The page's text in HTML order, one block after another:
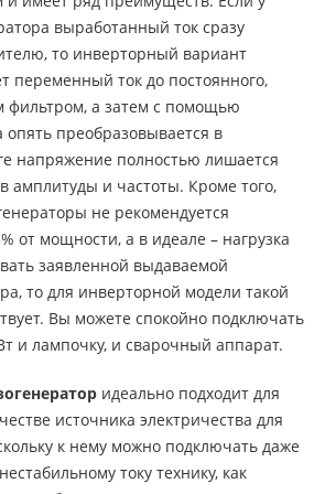
выработанный ток сразу
то инверторный вариант
переменный ток до постоянного,
фильтром, а затем с помощью
опять преобразовывается в
напряжение полностью лишается
амплитуды и частоты. Кроме того,
не рекомендуется
от мощности, а в идеале – нагрузка
заявленной выдаваемой
то для инверторной модели такой
Вы можете спокойно подключать
и лампочку, и сварочный аппарат.
идеально подходит для
источника электричества для
к нему можно подключать даже
току технику, как